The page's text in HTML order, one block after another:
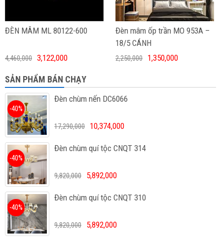
ĐÈN MÂM ML 80122-600
4,460,000 3,122,000
Đèn mâm ốp trần MO 953A –
18/5 CÁNH
2,250,000 1,350,000
SẢN PHẨM BÁN CHẠY
Đèn chùm nến DC6066
-40%
17,290,000 10,374,000
Đèn chùm quí tộc CNQT 314
-40%
9,820,000 5,892,000
Đèn chùm quí tộc CNQT 310
-40%
9,820,000 5,892,000